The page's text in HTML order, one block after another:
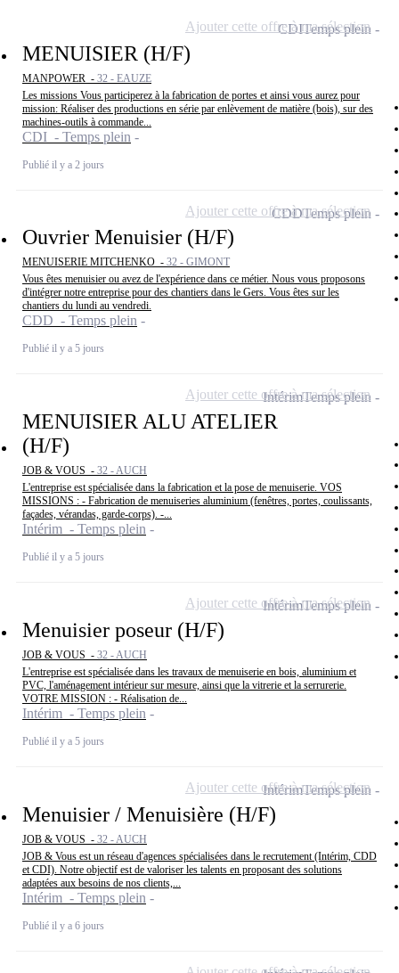
MENUISIER (H/F)
MANPOWER - 32 - EAUZE
Les missions Vous participerez à la fabrication de portes et ainsi vous aurez pour
mission: Réaliser des productions en série par enlèvement de matière (bois), sur des
machines-outils à commande...
CDI - Temps plein
Publié il y a 2 jours
CDITemps plein
Ajouter cette offre à ma sélection
Ouvrier Menuisier (H/F)
MENUISERIE MITCHENKO - 32 - GIMONT
Vous êtes menuisier ou avez de l'expérience dans ce métier. Nous vous proposons
d'intégrer notre entreprise pour des chantiers dans le Gers. Vous êtes sur les
chantiers du lundi au vendredi.
CDD - Temps plein
Publié il y a 5 jours
CDDTemps plein
Ajouter cette offre à ma sélection
MENUISIER ALU ATELIER
(H/F)
JOB & VOUS - 32 - AUCH
L'entreprise est spécialisée dans la fabrication et la pose de menuiserie. VOS
MISSIONS : - Fabrication de menuiseries aluminium (fenêtres, portes, coulissants,
façades, vérandas, garde-corps). -...
Intérim - Temps plein
Publié il y a 5 jours
IntérimTemps plein
Ajouter cette offre à ma sélection
Menuisier poseur (H/F)
JOB & VOUS - 32 - AUCH
L'entreprise est spécialisée dans les travaux de menuiserie en bois, aluminium et
PVC, l'aménagement intérieur sur mesure, ainsi que la vitrerie et la serrurerie.
VOTRE MISSION : - Réalisation de...
Intérim - Temps plein
Publié il y a 5 jours
IntérimTemps plein
Ajouter cette offre à ma sélection
Menuisier / Menuisière (H/F)
JOB & VOUS - 32 - AUCH
JOB & Vous est un réseau d'agences spécialisées dans le recrutement (Intérim, CDD
et CDI). Notre objectif est de valoriser les talents en proposant des solutions
adaptées aux besoins de nos clients,...
Intérim - Temps plein
Publié il y a 6 jours
IntérimTemps plein
Ajouter cette offre à ma sélection